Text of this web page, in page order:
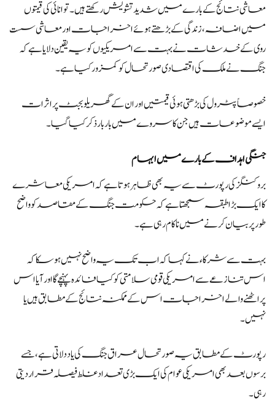
معاشی نتائج کے بارے میں شدید تشویش رکھتے ہیں۔ توانائی کی قیمتوں
میں اضافہ، زندگی کے بڑھتے ہوئے اخراجات اور معاشی سست
روی کے خدشات نے بہت سے امریکیوں کو یہ یقین دلایا ہے کہ
جنگ نے ملک کی اقتصادی صورتحال کو کمزور کیا ہے۔
خصوصاً پٹرول کی بڑھتی ہوئی قیمتیں اور ان کے گھریلو بجٹ پر اثرات
ایسے موضوعات ہیں جن کا سروے میں بار بار ذکر کیا گیا۔
جنگی اہداف کے بارے میں ابہام
بروکنگز کی رپورٹ سے یہ بھی ظاہر ہوتا ہے کہ امریکی معاشرے
کا ایک بڑا طبقہ سمجھتا ہے کہ حکومت جنگ کے مقاصد کو واضح
طور پر بیان کرنے میں ناکام رہی ہے۔
بہت سے شرکاء نے کہا کہ اب تک یہ واضح نہیں ہو سکا کہ
اس تنازعے سے امریکی قومی سلامتی کو کیا فائدہ پہنچے گا اور آیا اس
پر اٹھنے والے اخراجات اس کے ممکنہ نتائج کے مطابق ہیں یا
نہیں۔
رپورٹ کے مطابق یہ صورتحال عراق جنگ کی یاد دلاتی ہے، جسے
برسوں بعد بھی امریکی عوام کی ایک بڑی تعداد غلط فیصلہ قرار دیتی
رہی۔